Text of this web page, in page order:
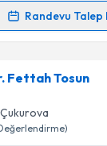
Randevu Talep
Talebi
Erginiçin
bu uzmandan
e-posta
Fettah Tosun